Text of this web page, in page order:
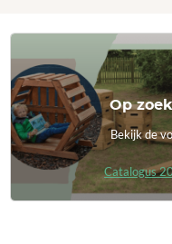
Op
Bekijk de
Catalogus